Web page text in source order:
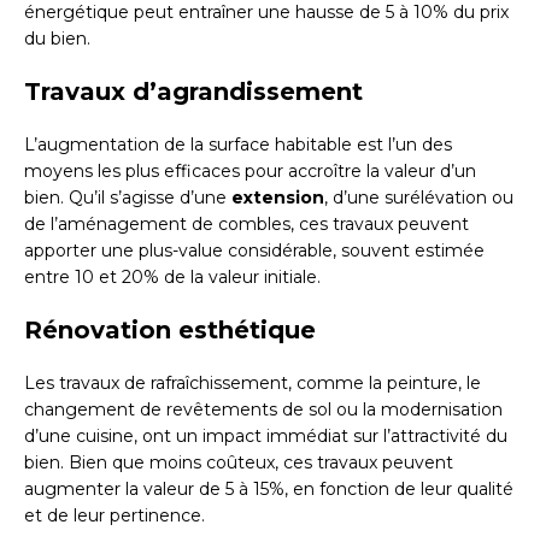
énergétique peut entraîner une hausse de 5 à 10% du prix
du bien.
Travaux d’agrandissement
L’augmentation de la surface habitable est l’un des
moyens les plus efficaces pour accroître la valeur d’un
bien. Qu’il s’agisse d’une extension, d’une surélévation ou
de l’aménagement de combles, ces travaux peuvent
apporter une plus-value considérable, souvent estimée
entre 10 et 20% de la valeur initiale.
Rénovation esthétique
Les travaux de rafraîchissement, comme la peinture, le
changement de revêtements de sol ou la modernisation
d’une cuisine, ont un impact immédiat sur l’attractivité du
bien. Bien que moins coûteux, ces travaux peuvent
augmenter la valeur de 5 à 15%, en fonction de leur qualité
et de leur pertinence.